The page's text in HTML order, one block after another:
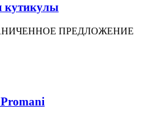
кутикулы
ПРЕДЛОЖЕНИЕ